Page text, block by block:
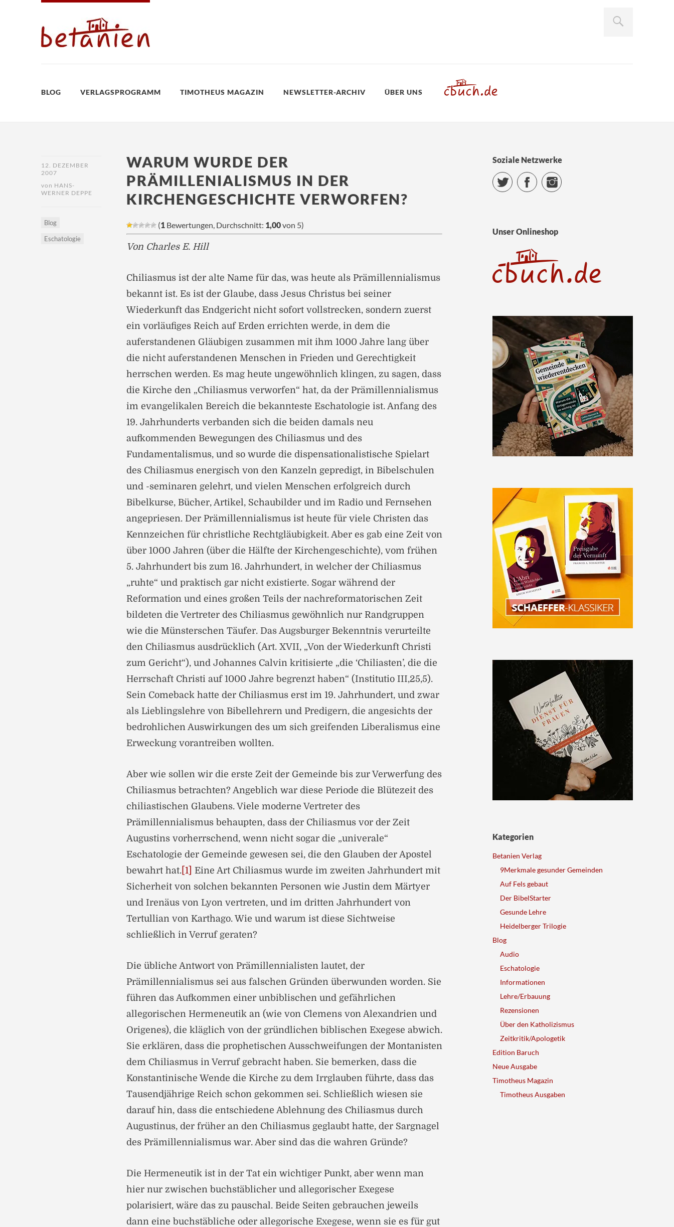
BLOG VERLAGSPROGRAMM TIMOTHEUS MAGAZIN NEWSLETTER-ARCHIV ÜBER UNS
12. DEZEMBER
2007
von HANS-
WERNER DEPPE
Blog
Eschatologie
WARUM WURDE DER
PRÄMILLENIALISMUS IN DER
KIRCHENGESCHICHTE VERWORFEN?
(1 Bewertungen, Durchschnitt: 1,00von 5)
Von Charles E. Hill
Chiliasmus ist der alte Name für das, was heute als Prämillennialismus
bekannt ist. Es ist der Glaube, dass Jesus Christus bei seiner
Wiederkunft das Endgericht nicht sofort vollstrecken, sondern zuerst
ein vorläufiges Reich auf Erden errichten werde, in dem die
auferstandenen Gläubigen zusammen mit ihm 1000 Jahre lang über
die nicht auferstandenen Menschen in Frieden und Gerechtigkeit
herrschen werden. Es mag heute ungewöhnlich klingen, zu sagen, dass
die Kirche den „Chiliasmus verworfen“ hat, da der Prämillennialismus
im evangelikalen Bereich die bekannteste Eschatologie ist. Anfang des
19. Jahrhunderts verbanden sich die beiden damals neu
aufkommenden Bewegungen des Chiliasmus und des
Fundamentalismus, und so wurde die dispensationalistische Spielart
des Chiliasmus energisch von den Kanzeln gepredigt, in Bibelschulen
und -seminaren gelehrt, und vielen Menschen erfolgreich durch
Bibelkurse, Bücher, Artikel, Schaubilder und im Radio und Fernsehen
angepriesen. Der Prämillennialismus ist heute für viele Christen das
Kennzeichen für christliche Rechtgläubigkeit. Aber es gab eine Zeit von
über 1000 Jahren (über die Hälfte der Kirchengeschichte), vom frühen
5. Jahrhundert bis zum 16. Jahrhundert, in welcher der Chiliasmus
„ruhte“ und praktisch gar nicht existierte. Sogar während der
Reformation und eines großen Teils der nachreformatorischen Zeit
bildeten die Vertreter des Chiliasmus gewöhnlich nur Randgruppen
wie die Münsterschen Täufer. Das Augsburger Bekenntnis verurteilte
den Chiliasmus ausdrücklich (Art. XVII, „Von der Wiederkunft Christi
zum Gericht“), und Johannes Calvin kritisierte „die ‘Chiliasten’, die die
Herrschaft Christi auf 1000 Jahre begrenzt haben“ (Institutio III,25,5).
Sein Comeback hatte der Chiliasmus erst im 19. Jahrhundert, und zwar
als Lieblingslehre von Bibellehrern und Predigern, die angesichts der
bedrohlichen Auswirkungen des um sich greifenden Liberalismus eine
Erweckung vorantreiben wollten.
Aber wie sollen wir die erste Zeit der Gemeinde bis zur Verwerfung des
Chiliasmus betrachten? Angeblich war diese Periode die Blütezeit des
chiliastischen Glaubens. Viele moderne Vertreter des
Prämillennialismus behaupten, dass der Chiliasmus vor der Zeit
Augustins vorherrschend, wenn nicht sogar die „univerale“
Eschatologie der Gemeinde gewesen sei, die den Glauben der Apostel
bewahrt hat. [1] Eine Art Chiliasmus wurde im zweiten Jahrhundert mit
Sicherheit von solchen bekannten Personen wie Justin dem Märtyer
und Irenäus von Lyon vertreten, und im dritten Jahrhundert von
Tertullian von Karthago. Wie und warum ist diese Sichtweise
schließlich in Verruf geraten?
Die übliche Antwort von Prämillennialisten lautet, der
Prämillennialismus sei aus falschen Gründen überwunden worden. Sie
führen das Aufkommen einer unbiblischen und gefährlichen
allegorischen Hermeneutik an (wie von Clemens von Alexandrien und
Origenes), die kläglich von der gründlichen biblischen Exegese abwich.
Sie erklären, dass die prophetischen Ausschweifungen der Montanisten
dem Chiliasmus in Verruf gebracht haben. Sie bemerken, dass die
Konstantinische Wende die Kirche zu dem Irrglauben führte, dass das
Tausendjährige Reich schon gekommen sei. Schließlich wiesen sie
darauf hin, dass die entschiedene Ablehnung des Chiliasmus durch
Augustinus, der früher an den Chiliasmus geglaubt hatte, der Sargnagel
des Prämillennialismus war. Aber sind das die wahren Gründe?
Die Hermeneutik ist in der Tat ein wichtiger Punkt, aber wenn man
hier nur zwischen buchstäblicher und allegorischer Exegese
polarisiert, wäre das zu pauschal. Beide Seiten gebrauchen jeweils
dann eine buchstäbliche oder allegorische Exegese, wenn sie es für gut
Soziale Netzwerke
Twitter FacebookInstagram
Unser Onlineshop
Kategorien
Betanien Verlag
9Merkmale gesunder Gemeinden
Auf Fels gebaut
Der BibelStarter
Gesunde Lehre
Heidelberger Trilogie
Blog
Audio
Eschatologie
Informationen
Lehre/Erbauung
Rezensionen
Über den Katholizismus
Zeitkritik/Apologetik
Edition Baruch
Neue Ausgabe
Timotheus Magazin
Timotheus Ausgaben